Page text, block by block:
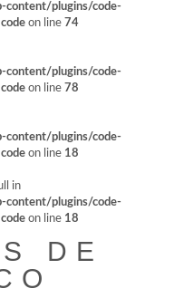
content/plugins/code-
on line 74
content/plugins/code-
on line 78
content/plugins/code-
on line 18
in
content/plugins/code-
on line 18
DE